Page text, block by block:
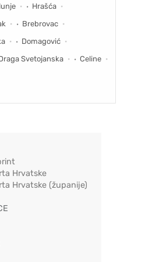
Hrašća
Brebrovac
Domagović
Svetojanska Celine
Hrvatske
Hrvatske (županije)